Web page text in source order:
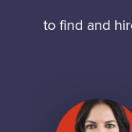
to find and